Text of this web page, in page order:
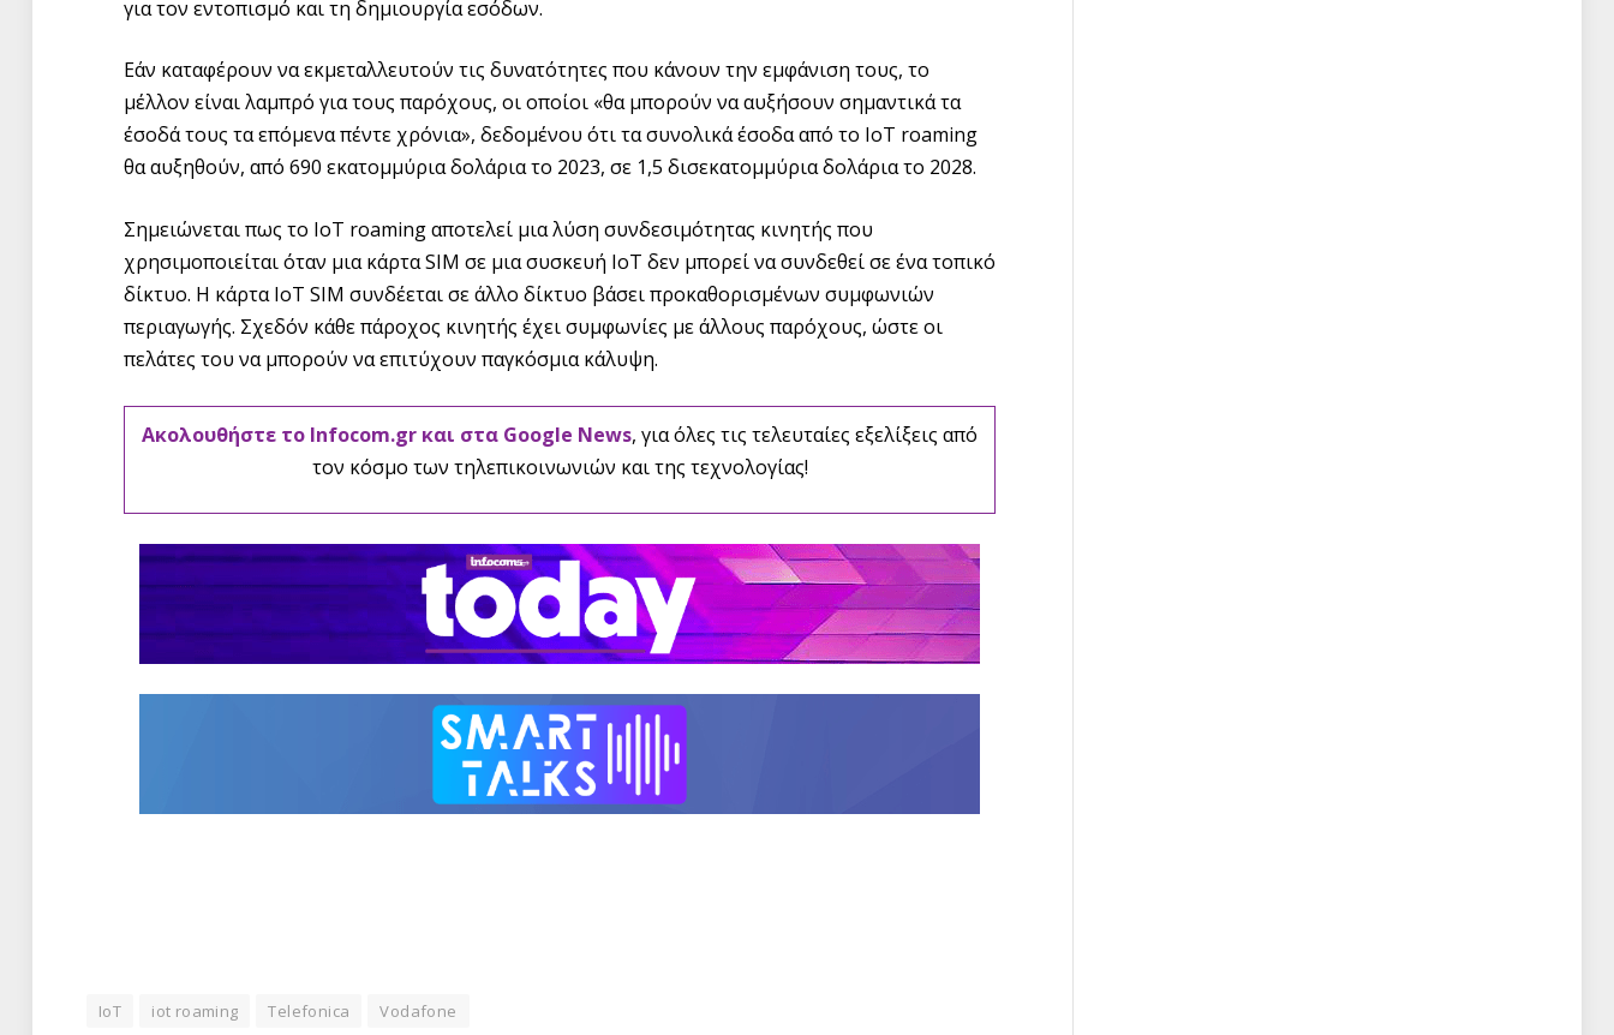
για τον εντοπισμό και τη δημιουργία εσόδων.
Εάν καταφέρουν να εκμεταλλευτούν τις δυνατότητες που κάνουν την εμφάνιση τους, το
μέλλον είναι λαμπρό για τους παρόχους, οι οποίοι «θα μπορούν να αυξήσουν σημαντικά τα
έσοδά τους τα επόμενα πέντε χρόνια», δεδομένου ότι τα συνολικά έσοδα από το IoT roaming
θα αυξηθούν, από 690 εκατομμύρια δολάρια το 2023, σε 1,5 δισεκατομμύρια δολάρια το 2028.
Σημειώνεται πως το IoT roaming αποτελεί μια λύση συνδεσιμότητας κινητής που
χρησιμοποιείται όταν μια κάρτα SIM σε μια συσκευή IoT δεν μπορεί να συνδεθεί σε ένα τοπικό
δίκτυο. Η κάρτα IoT SIM συνδέεται σε άλλο δίκτυο βάσει προκαθορισμένων συμφωνιών
περιαγωγής. Σχεδόν κάθε πάροχος κινητής έχει συμφωνίες με άλλους παρόχους, ώστε οι
πελάτες του να μπορούν να επιτύχουν παγκόσμια κάλυψη.
Ακολουθήστε το Infocom.gr και στα Google News, για όλες τις τελευταίες εξελίξεις από
τον κόσμο των τηλεπικοινωνιών και της τεχνολογίας!
IoT iot roaming Telefonica Vodafone